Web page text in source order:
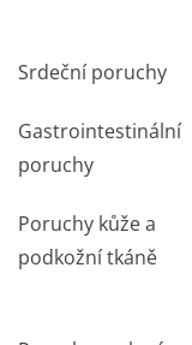
Srdeční poruchy
Gastrointestinální
poruchy
Poruchy kůže a
podkožní tkáně